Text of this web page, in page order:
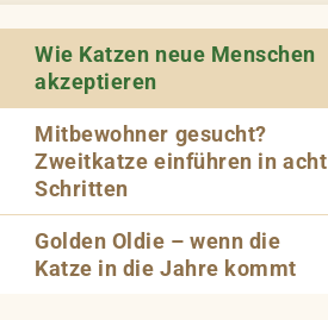
Wie Katzen neue Menschen
akzeptieren
Mitbewohner gesucht?
Zweitkatze einführen in acht
Schritten
Golden Oldie – wenn die
Katze in die Jahre kommt